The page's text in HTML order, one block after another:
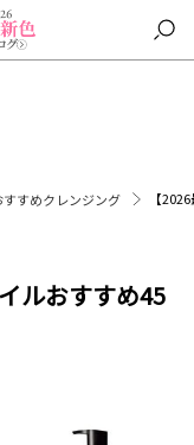
すすめクレンジング 【
ルおすすめ45